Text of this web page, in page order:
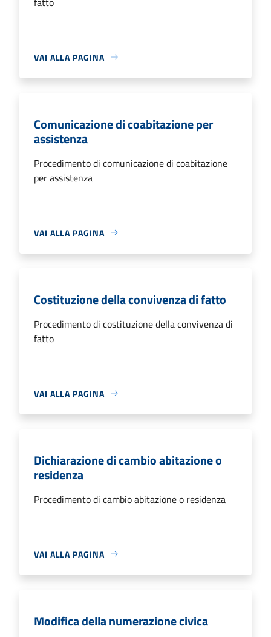
VAI ALLA PAGINA
Comunicazione di coabitazione per
assistenza
Procedimento di comunicazione di coabitazione
per assistenza
VAI ALLA PAGINA
Costituzione della convivenza di fatto
Procedimento di costituzione della convivenza di
fatto
VAI ALLA PAGINA
Dichiarazione di cambio abitazione o
residenza
Procedimento di cambio abitazione o residenza
VAI ALLA PAGINA
Modifica della numerazione civica